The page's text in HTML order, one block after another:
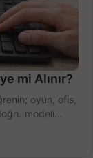
mi Alınır?
oyun, ofis,
modeli